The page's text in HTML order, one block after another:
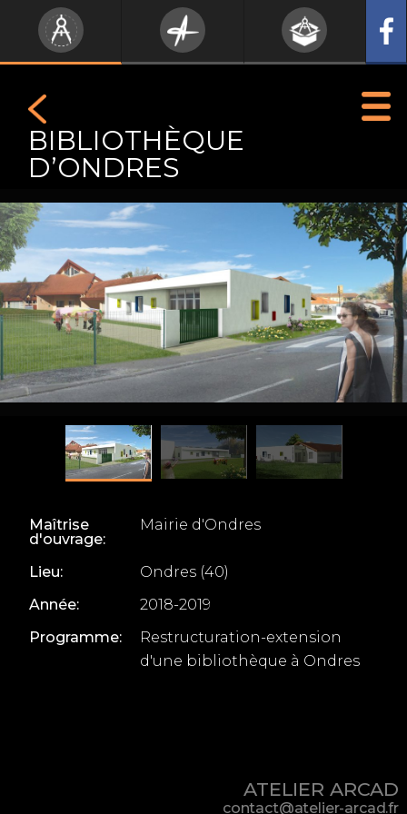
BIBLIOTHÈQUE
D’ONDRES
Maîtrise
d'ouvrage:
Mairie d'Ondres
Lieu:
Ondres (40)
Année:
2018-2019
Programme:
Restructuration-extension
d'une bibliothèque à Ondres
ATELIER ARCAD
contact@atelier-arcad.fr